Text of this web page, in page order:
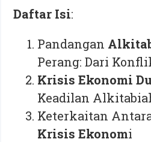
Daftar Isi:
Pandangan
Perang: Dari
Krisis Ekonomi
Keadilan
Keterkaitan
Krisis Ekonomi